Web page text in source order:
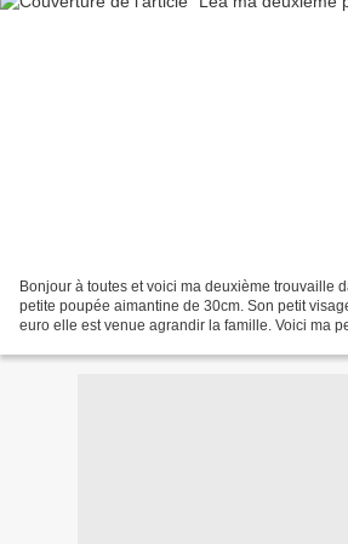
Bonjour à toutes et voici ma deuxième trouvaille
petite poupée aimantine de 30cm. Son petit
euro elle est venue agrandir la famille. Voici ma